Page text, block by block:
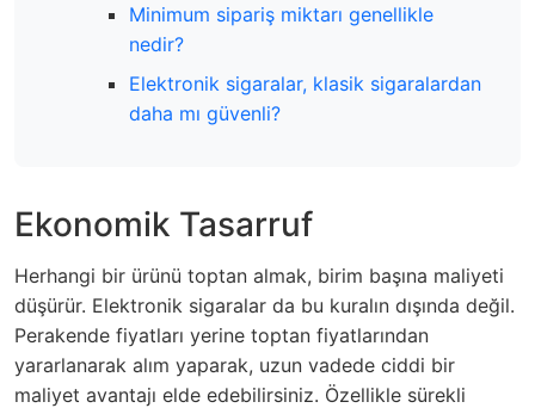
Minimum sipariş miktarı genellikle
nedir?
Elektronik sigaralar, klasik sigaralardan
daha mı güvenli?
Ekonomik Tasarruf
Herhangi bir ürünü toptan almak, birim başına maliyeti
düşürür. Elektronik sigaralar da bu kuralın dışında değil.
Perakende fiyatları yerine toptan fiyatlarından
yararlanarak alım yaparak, uzun vadede ciddi bir
maliyet avantajı elde edebilirsiniz. Özellikle sürekli